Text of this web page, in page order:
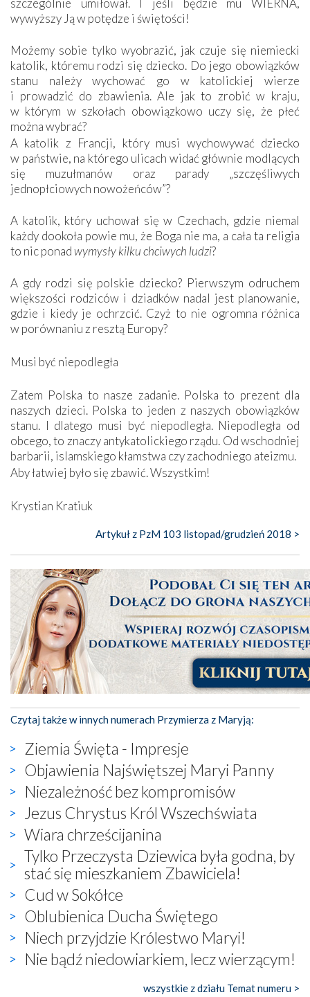
szczególnie umiłował. I jeśli będzie mu WIERNA,
wywyższy Ją w potędze i świętości!
Możemy sobie tylko wyobrazić, jak czuje się niemiecki
katolik, któremu rodzi się dziecko. Do jego obowiązków
stanu należy wychować go w katolickiej wierze
i prowadzić do zbawienia. Ale jak to zrobić w kraju,
w którym w szkołach obowiązkowo uczy się, że płeć
można wybrać?
A katolik z Francji, który musi wychowywać dziecko
w państwie, na którego ulicach widać głównie modlących
się muzułmanów oraz parady „szczęśliwych
jednopłciowych nowożeńców”?
A katolik, który uchował się w Czechach, gdzie niemal
każdy dookoła powie mu, że Boga nie ma, a cała ta religia
to nic ponadwymysły kilku chciwych ludzi?
A gdy rodzi się polskie dziecko? Pierwszym odruchem
większości rodziców i dziadków nadal jest planowanie,
gdzie i kiedy je ochrzcić. Czyż to nie ogromna różnica
w porównaniu z resztą Europy?
Musi być niepodległa
Zatem Polska to nasze zadanie. Polska to prezent dla
naszych dzieci. Polska to jeden z naszych obowiązków
stanu. I dlatego musi być niepodległa. Niepodległa od
obcego, to znaczy antykatolickiego rządu. Od wschodniej
barbarii, islamskiego kłamstwa czy zachodniego ateizmu.
Aby łatwiej było się zbawić. Wszystkim!
Krystian Kratiuk
Artykuł z PzM 103 listopad/grudzień 2018 >
Czytaj także w innych numerach Przymierza z Maryją:
Ziemia Święta - Impresje
Objawienia Najświętszej Maryi Panny
Niezależność bez kompromisów
Jezus Chrystus Król Wszechświata
Wiara chrześcijanina
Tylko Przeczysta Dziewica była godna, by
stać się mieszkaniem Zbawiciela!
Cud w Sokółce
Oblubienica Ducha Świętego
Niech przyjdzie Królestwo Maryi!
Nie bądź niedowiarkiem, lecz wierzącym!
wszystkie z działu Temat numeru >